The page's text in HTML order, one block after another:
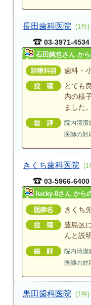
長田歯科医院 (1件)
03-3971-4534
石田純也さん か
歯科・
とても
内の様
ました。
院内清潔
医師の対
きくち歯科医院 (1
03-5966-6400
lucky-8さん から
きくち
豊島区
んと説
院内清潔
医師の対
黒田歯科医院 (1件)